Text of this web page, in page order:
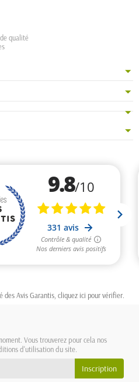
qualité
des Avis Garantis, cliquez ici pour vérifier
Vous trouverez pour cela nos
d'utilisation du site.